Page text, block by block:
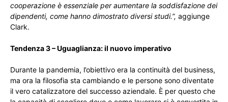
cooperazione è essenziale per aumentare la soddisfazione dei
dipendenti, come hanno dimostrato diversi studi.”, aggiunge
Clark.
Tendenza 3 – Uguaglianza: il nuovo imperativo
Durante la pandemia, l’obiettivo era la continuità del business,
ma ora la filosofia sta cambiando e le persone sono diventate
il vero catalizzatore del successo aziendale. È per questo che